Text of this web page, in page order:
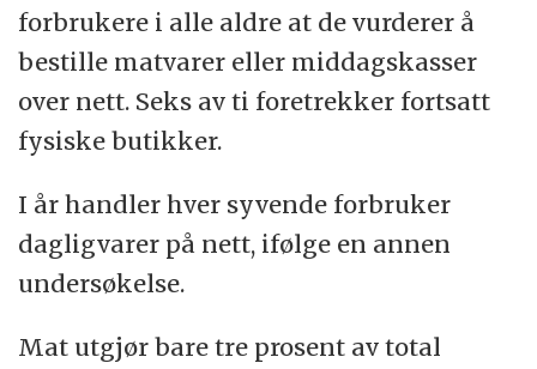
forbrukere i alle aldre at de vurderer å
bestille matvarer eller middagskasser
over nett. Seks av ti foretrekker fortsatt
fysiske butikker.
I år handler hver syvende forbruker
dagligvarer på nett, ifølge en annen
undersøkelse.
Mat utgjør bare tre prosent av total